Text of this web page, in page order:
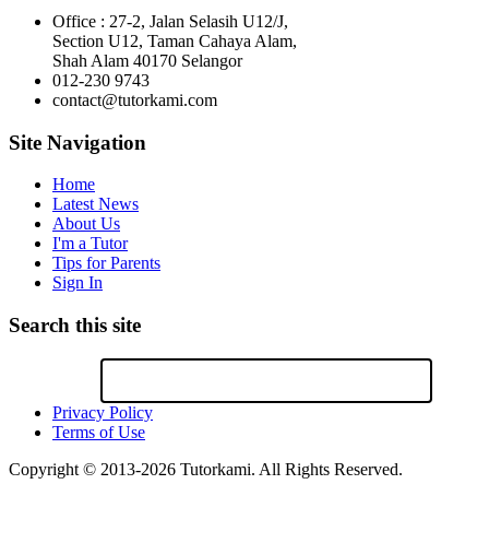
Office : 27-2, Jalan Selasih U12/J,
Section U12, Taman Cahaya Alam,
Shah Alam 40170 Selangor
012-230 9743
contact@tutorkami.com
Site Navigation
Home
Latest News
About Us
I'm a Tutor
Tips for Parents
Sign In
Search this site
Privacy Policy
Terms of Use
Copyright © 2013-2026 Tutorkami. All Rights Reserved.